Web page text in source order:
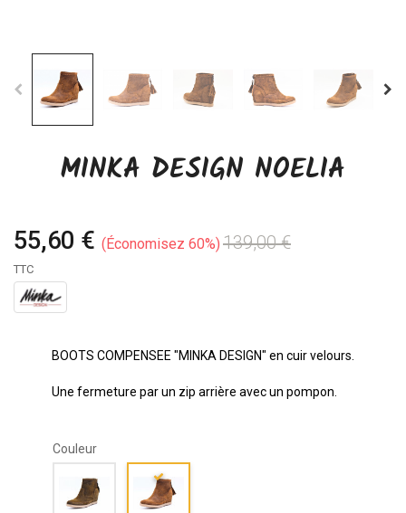
MINKA DESIGN NOELIA
55,60 € Économisez 60% 139,00 €
TTC
BOOTS COMPENSEE "MINKA DESIGN" en cuir velours.
Une fermeture par un zip arrière avec un pompon.
Couleur